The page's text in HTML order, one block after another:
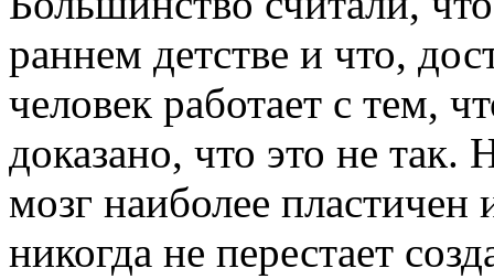
раннем детстве и что,
человек работает с тем,
доказано, что это не так.
мозг наиболее
никогда не перестает